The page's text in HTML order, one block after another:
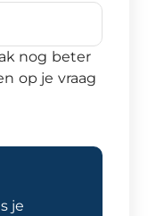
nog beter
op je vraag
je